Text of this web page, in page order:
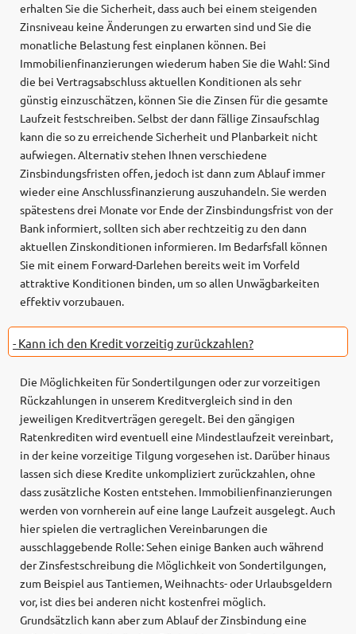
erhalten Sie die Sicherheit, dass auch bei einem steigenden
Zinsniveau keine Änderungen zu erwarten sind und Sie die
monatliche Belastung fest einplanen können. Bei
Immobilienfinanzierungen wiederum haben Sie die Wahl: Sind
die bei Vertragsabschluss aktuellen Konditionen als sehr
günstig einzuschätzen, können Sie die Zinsen für die gesamte
Laufzeit festschreiben. Selbst der dann fällige Zinsaufschlag
kann die so zu erreichende Sicherheit und Planbarkeit nicht
aufwiegen. Alternativ stehen Ihnen verschiedene
Zinsbindungsfristen offen, jedoch ist dann zum Ablauf immer
wieder eine Anschlussfinanzierung auszuhandeln. Sie werden
spätestens drei Monate vor Ende der Zinsbindungsfrist von der
Bank informiert, sollten sich aber rechtzeitig zu den dann
aktuellen Zinskonditionen informieren. Im Bedarfsfall können
Sie mit einem Forward-Darlehen bereits weit im Vorfeld
attraktive Konditionen binden, um so allen Unwägbarkeiten
effektiv vorzubauen.
- Kann ich den Kredit vorzeitig zurückzahlen?
Die Möglichkeiten für Sondertilgungen oder zur vorzeitigen
Rückzahlungen in unserem Kreditvergleich sind in den
jeweiligen Kreditverträgen geregelt. Bei den gängigen
Ratenkrediten wird eventuell eine Mindestlaufzeit vereinbart,
in der keine vorzeitige Tilgung vorgesehen ist. Darüber hinaus
lassen sich diese Kredite unkompliziert zurückzahlen, ohne
dass zusätzliche Kosten entstehen. Immobilienfinanzierungen
werden von vornherein auf eine lange Laufzeit ausgelegt. Auch
hier spielen die vertraglichen Vereinbarungen die
ausschlaggebende Rolle: Sehen einige Banken auch während
der Zinsfestschreibung die Möglichkeit von Sondertilgungen,
zum Beispiel aus Tantiemen, Weihnachts- oder Urlaubsgeldern
vor, ist dies bei anderen nicht kostenfrei möglich.
Grundsätzlich kann aber zum Ablauf der Zinsbindung eine